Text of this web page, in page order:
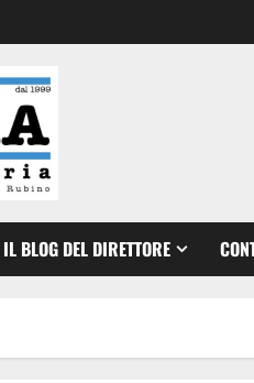
IL BLOG DEL DIRETTORE